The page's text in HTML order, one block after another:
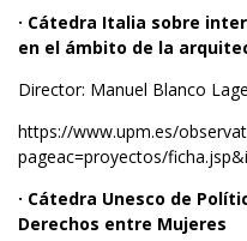
· Cátedra Italia sobre
en el ámbito de la
Director: Manuel Blanco Lage
https://www.upm.es/
pageac=proyectos/
· Cátedra Unesco de
Derechos entre Mujeres